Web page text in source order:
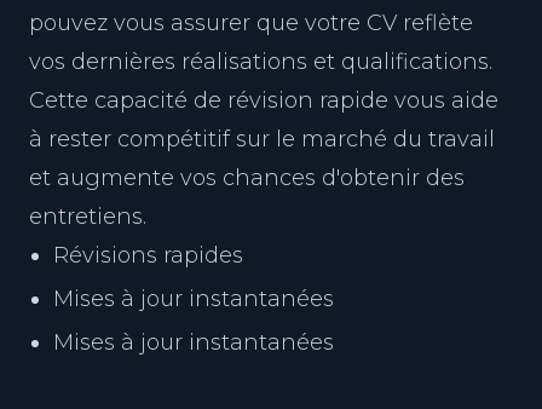
pouvez vous assurer que votre CV reflète
vos dernières réalisations et qualifications.
Cette capacité de révision rapide vous aide
à rester compétitif sur le marché du travail
et augmente vos chances d'obtenir des
entretiens.
Révisions rapides
Mises à jour instantanées
Mises à jour instantanées